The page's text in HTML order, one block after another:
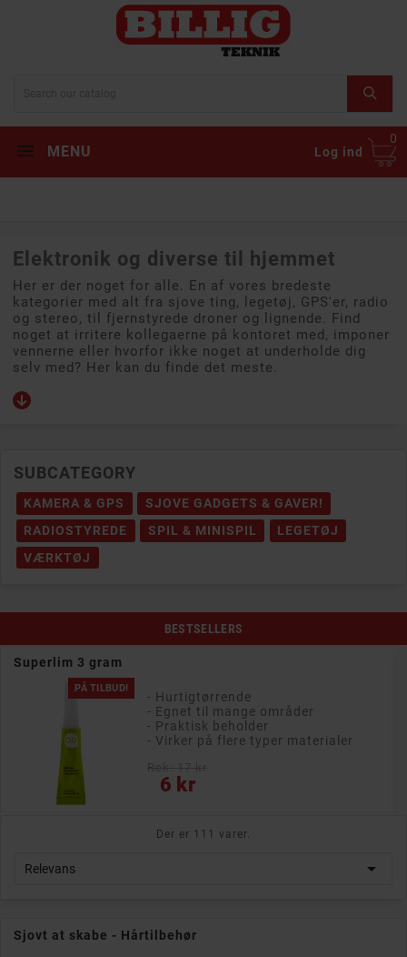
MENU Log ind
0
Elektronik og diverse til hjemmet
Her er der noget for alle. En af vores bredeste
kategorier med alt fra sjove ting, legetøj, GPS'er, radio
og stereo, til fjernstyrede droner og lignende. Find
noget at irritere kollegaerne på kontoret med, imponer
vennerne eller hvorfor ikke noget at underholde dig
selv med? Her kan du finde det meste.
SUBCATEGORY
KAMERA & GPS
SJOVE GADGETS & GAVER!
RADIOSTYREDE
SPIL & MINISPIL
LEGETØJ
VÆRKTØJ
BESTSELLERS
Superlim 3 gram
PÅ TILBUD!
- Hurtigtørrende
- Egnet til mange områder
- Praktisk beholder
- Virker på flere typer materialer
6 kr
Pris
Der er 111 varer.
Relevans 
Sjovt at skabe - Hårtilbehør